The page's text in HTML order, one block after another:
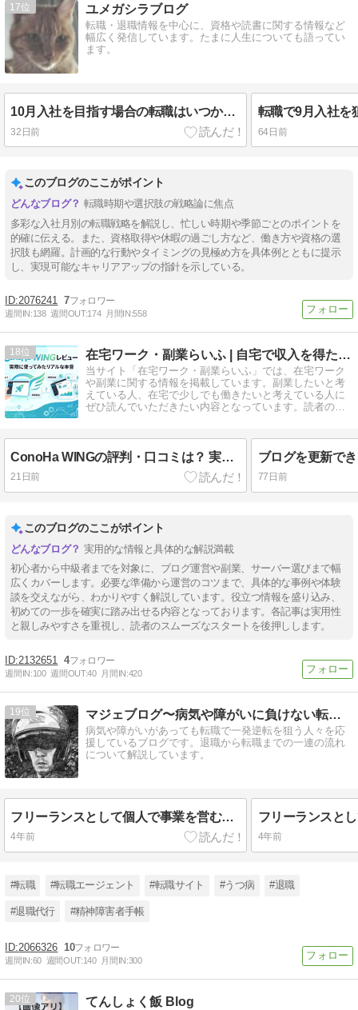
17 ユメガシラブログ
転職・退職情報を中心に、資格や読書に関する情報など
幅広く発信しています。たまに人生についても語ってい
ます。
10月入社を目指す場合の転職はいつから始める？大型連休に要注意
32日前 64日前
このブログのここがポイント
転職時期や選択肢の戦略論に焦点
多彩な入社月別の転職戦略を解説し、忙しい時期や季節ごとのポイントを
的確に伝える。また、資格取得や休暇の過ごし方など、働き方や資格の選
択肢も網羅。計画的な行動やタイミングの見極め方を具体例とともに提示
し、実現可能なキャリアアップの指針を示している。
2076241 7
週間IN:138 週間OUT:174 月間IN:558
18 在宅ワーク・副業らいふ | 自宅で収入を得たい人のために
当サイト「在宅ワーク・副業らいふ」では、在宅ワーク
や副業に関する情報を掲載しています。副業したいと考
えている人、在宅で少しでも働きたいと考えている人に
ぜひ読んでいただきたい内容となっています。読者の方
ConoHa WINGの評判・口コミは？ 実際に使ってみた本音レビュー
21日前 77日前
このブログのここがポイント
実用的な情報と具体的な解説満載
初心者から中級者までを対象に、ブログ運営や副業、サーバー選びまで幅
広くカバーします。必要な準備から運営のコツまで、具体的な事例や体験
談を交えながら、わかりやすく解説しています。役立つ情報を盛り込み、
初めての一歩を確実に踏み出せる内容となっております。各記事は実用性
と親しみやすさを重視し、読者のスムーズなスタートを後押しします。
2132651 4
週間IN:100 週間OUT:40 月間IN:420
19 マジェブログ〜病気や障がいに負けない転職活動を応援〜
病気や障がいがあっても転職で一発逆転を狙う人々を応
援しているブログです。退職から転職までの一連の流れ
について解説しています。
フリーランスとして個人で事業を営むという働き方と、メリットとデメリットを解説
4年前 4年前
#転職 #転職エージェント #転職サイト #うつ病 #退職
#退職代行 #精神障害者手帳
2066326 10
週間IN:60 週間OUT:140 月間IN:300
20 てんしょく飯 Blog